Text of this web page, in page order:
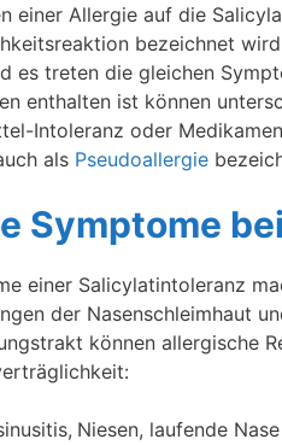
einer Allergie auf die
bezeichnet
es treten die gleichen
enthalten ist können
Intoleranz oder
als Pseudoallergie
Symptome
einer Salicylatintoleranz
der Nasenschleimhaut
können allergische
Niesen, laufende